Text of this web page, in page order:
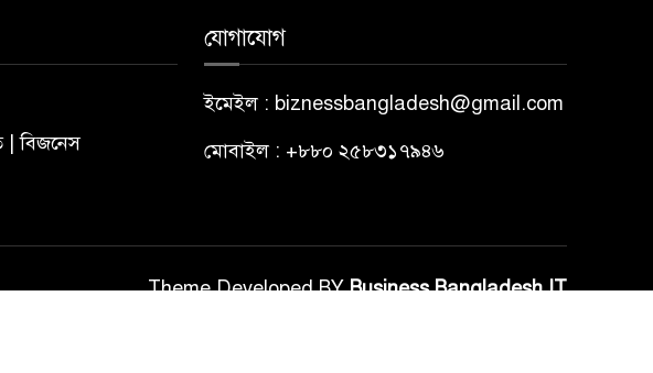
| বিজনেস
যোগাযোগ
ইমেইল : biznessbangladesh@gmail.com
মোবাইল : +৮৮০ ২৫৮৩১৭৯৪৬
Theme Developed BYBusiness Bangladesh IT